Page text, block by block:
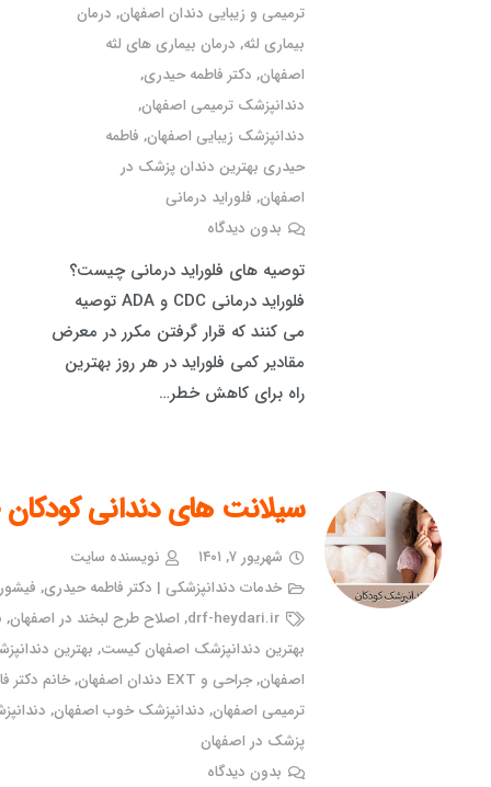
ترمیمی و زیبایی دندان اصفهان, درمان
بیماری لثه, درمان بیماری های لثه
اصفهان, دکتر فاطمه حیدری,
دندانپزشک ترمیمی اصفهان,
دندانپزشک زیبایی اصفهان, فاطمه
حیدری بهترین دندان پزشک در
اصفهان, فلوراید درمانی
بدون دیدگاه
توصیه های فلوراید درمانی چیست؟
فلوراید درمانی CDC و ADA توصیه
می کنند که قرار گرفتن مکرر در معرض
مقادیر کمی فلوراید در هر روز بهترین
راه برای کاهش خطر…
سیلانت های دندانی
شهریور ۷, ۱۴۰۱
نویسنده سایت
خدمات دندانپزشکی | دکتر فاطمه حیدری,
drf-heydari.ir
, اصلاح طرح لبخند در اصفهان,
بهترین دندانپزشک اصفهان کیست, بهترین
اصفهان,جراحی و EXT دندان اصفهان ,خانم دکتر
ترمیمی اصفهان, دندانپزشک خوب اصفهان,
پزشک در اصفهان
بدون دیدگاه